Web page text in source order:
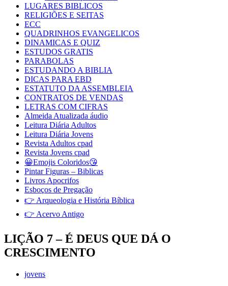
LUGARES BIBLICOS
RELIGIÕES E SEITAS
ECC
QUADRINHOS EVANGELICOS
DINAMICAS E QUIZ
ESTUDOS GRATIS
PARABOLAS
ESTUDANDO A BIBLIA
DICAS PARA EBD
ESTATUTO DA ASSEMBLEIA
CONTRATOS DE VENDAS
LETRAS COM CIFRAS
Almeida Atualizada áudio
Leitura Diária Adultos
Leitura Diária Jovens
Revista Adultos cpad
Revista Jovens cpad
😀Emojis Coloridos😘
Pintar Figuras – Biblicas
Livros Apocrifos
Esboços de Pregação
👉 Arqueologia e História Bíblica
👉 Acervo Antigo
LIÇÃO 7 – É DEUS QUE DÁ O
CRESCIMENTO
jovens